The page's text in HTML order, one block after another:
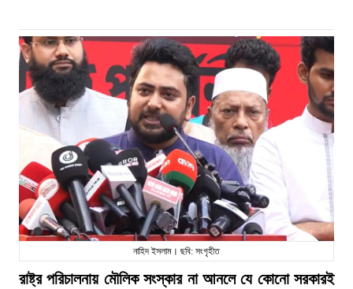
নাহিদ ইসলাম। ছবি: সংগৃহীত
রাষ্ট্র পরিচালনায় মৌলিক সংস্কার না আনলে যে কোনো সরকারই